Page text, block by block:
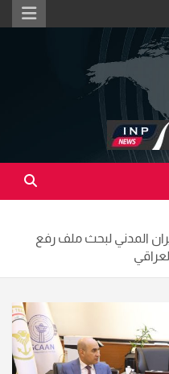
المدني لبحث ملف رفع